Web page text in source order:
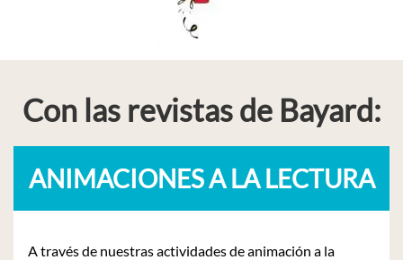
Con las revistas de Bayard:
ANIMACIONES A LA LECTURA
A través de nuestras actividades de animación a la